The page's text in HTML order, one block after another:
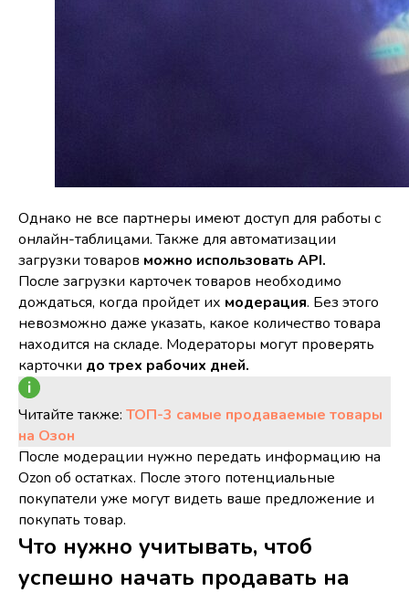
Однако не все партнеры имеют доступ для работы с
онлайн-таблицами. Также для автоматизации
загрузки товаров можно использовать API.
После загрузки карточек товаров необходимо
дождаться, когда пройдет их модерация. Без этого
невозможно даже указать, какое количество товара
находится на складе. Модераторы могут проверять
карточки до трех рабочих дней.
Читайте также: ТОП-3 самые продаваемые товары
на Озон
После модерации нужно передать информацию на
Ozon об остатках. После этого потенциальные
покупатели уже могут видеть ваше предложение и
покупать товар.
Что нужно учитывать, чтоб
успешно начать продавать на